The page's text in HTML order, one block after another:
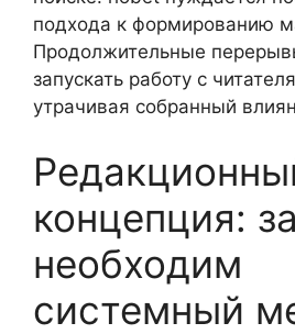
подхода к формированию
Продолжительные
запускать работу с
утрачивая собранный
концепция:
необходим
системный